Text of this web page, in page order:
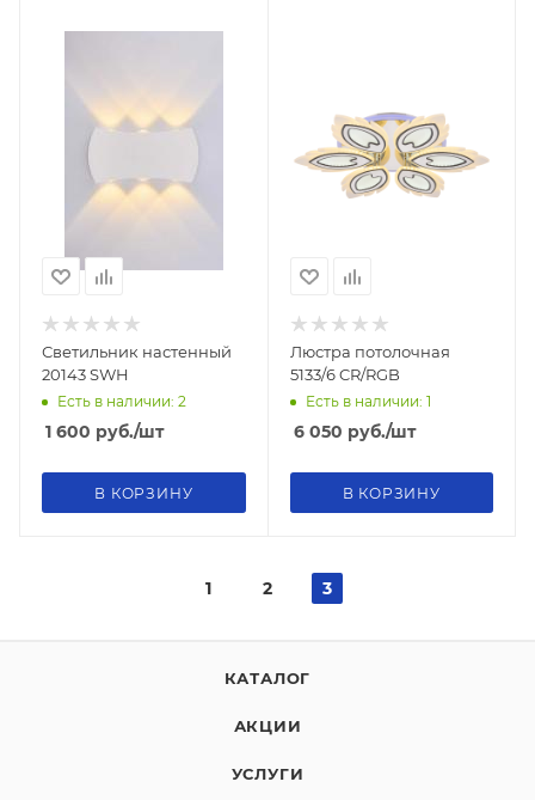
Светильник настенный
20143 SWH
Есть в наличии: 2
1 600 руб./шт
В КОРЗИНУ
Люстра потолочная
5133/6 CR/RGB
Есть в наличии: 1
6 050 руб./шт
В КОРЗИНУ
1 2 3
КАТАЛОГ
АКЦИИ
УСЛУГИ